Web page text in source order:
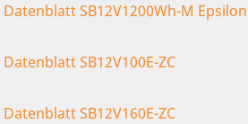
Datenblatt SB12V1200Wh-M Epsilon
Datenblatt SB12V100E-ZC
Datenblatt SB12V160E-ZC